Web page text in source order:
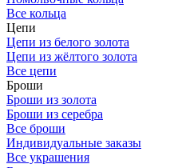
Все кольца
Цепи
Цепи из белого золота
Цепи из жёлтого золота
Все цепи
Броши
Броши из золота
Броши из серебра
Все броши
Индивидуальные заказы
Все украшения